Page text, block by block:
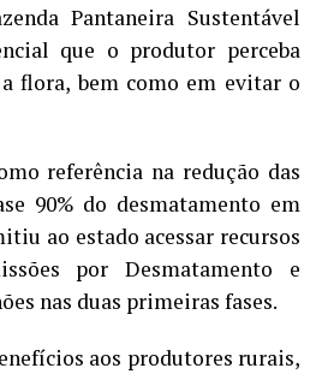
Pantaneira Sustentável
que o produtor perceba
flora, bem como em evitar o
referência na redução das
90% do desmatamento em
ao estado acessar recursos
por Desmatamento e
nas duas primeiras fases.
aos produtores rurais,